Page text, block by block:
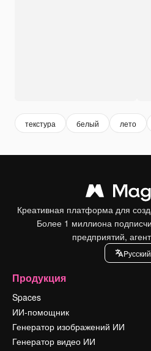
текстура белый лето
Креативная платформа для
Более 1 миллиона
предприятий,
Pусский
Продукция
Spaces
ИИ-помощник
Генератор изображений ИИ
Генератор видео ИИ